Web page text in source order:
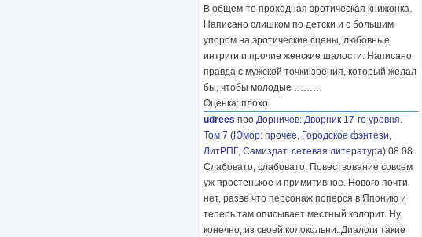
В общем-то проходная эротическая книжонка.
Написано слишком по детски и с большим
упором на эротические сцены, любовные
интриги и прочие женские шалости. Написано
правда с мужской точки зрения, который желал
бы, чтобы молодые ………
Оценка: плохо
udrees про Дорничев: Дворник 17-го уровня.
Том 7 (Юмор: прочее, Городское фэнтези,
ЛитРПГ, Самиздат, сетевая литература) 08 08
Слабовато, слабовато. Повествование совсем
уж простенькое и примитивное. Нового почти
нет, разве что персонаж поперся в Японию и
теперь там описывает местный колорит. Ну
конечно, из своей колокольни. Диалоги такие